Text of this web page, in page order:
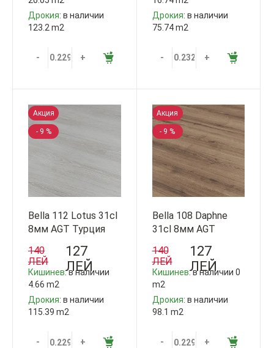
Дрокия: в наличии
123.2 m2
- +
Дрокия: в наличии
75.74 m2
- +
Акция
- 9 %
Bella 112 Lotus 31cl
8мм AGT Турция
127
ЛЕЙ
140
ЛЕЙ
Кишинев: в наличии
4.66 m2
Дрокия: в наличии
115.39 m2
- +
Акция
- 9 %
Bella 108 Daphne
31cl 8мм AGT
127
ЛЕЙ
140
ЛЕЙ
Кишинев: в наличии 0
m2
Дрокия: в наличии
98.1 m2
- +